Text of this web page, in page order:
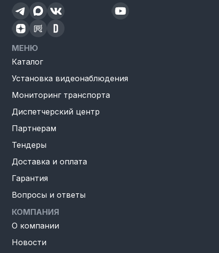
МЕНЮ
Каталог
Установка видеонаблюдения
Мониторинг транспорта
Диспетчерский центр
Партнерам
Тендеры
Доставка и оплата
Гарантия
Вопросы и ответы
КОМПАНИЯ
О компании
Новости